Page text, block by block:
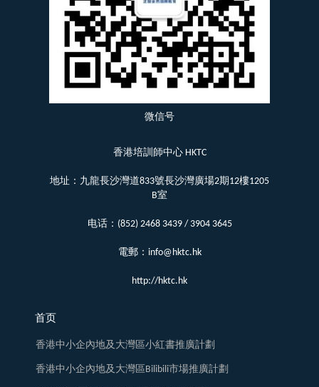
微信号
香港培訓師中心 HKTC
地址：九龍長沙灣道833號長沙灣廣場2期12樓1205
B室
电话：(852) 2468 3439 / 3904 3645
電郵：info@hktc.hk
http://hktc.hk
首页
香港中小企內地及大灣區小紅書推廣計劃
香港中小企內地及大灣區Bilibili市場推廣計劃